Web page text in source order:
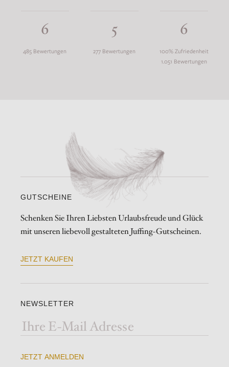
6
485 Bewertungen
5
277 Bewertungen
6
100% Zufriedenheit
1.051 Bewertungen
GUTSCHEINE
Schenken Sie Ihren Liebsten Urlaubsfreude und Glück
mit unseren liebevoll gestalteten Juffing-Gutscheinen.
JETZT KAUFEN
NEWSLETTER
JETZT ANMELDEN